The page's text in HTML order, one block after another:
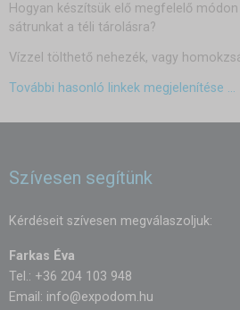
Hogyan készítsük elő megfelelő
sátrunkat a téli tárolásra?
Vízzel tölthető nehezék, vagy
További hasonló linkek megjelenítése ...
Szívesen segítünk
Kérdéseit szívesen megválaszoljuk:
Farkas Éva
Tel.: +36 204 103 948
Email: info@expodom.hu